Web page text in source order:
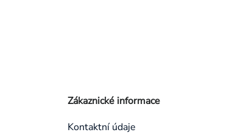
Zákaznické informace
Kontaktní údaje